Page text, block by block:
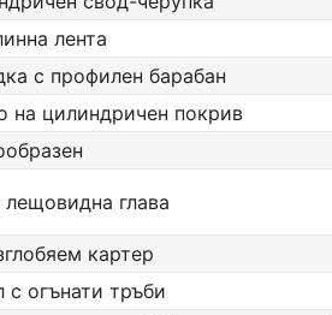
лента
с профилен барабан
на цилиндричен покрив
лещовидна глава
картер
с огънати тръби